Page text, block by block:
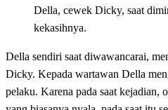
Della, cewek Dicky, saat
kekasihnya.
Della sendiri saat diwawancarai,
Dicky. Kepada wartawan Della
pelaku. Karena pada saat kejadian,